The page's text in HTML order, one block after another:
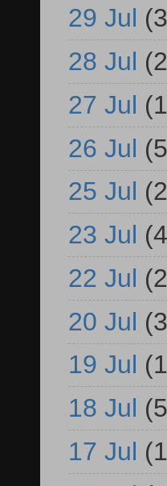
29 Jul
28 Jul
27 Jul
26 Jul
25 Jul
23 Jul
22 Jul
20 Jul
19 Jul
18 Jul
17 Jul